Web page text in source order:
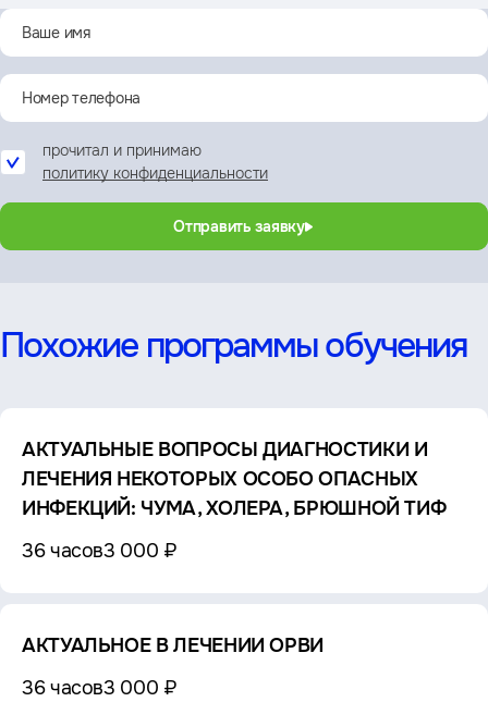
прочитал и принимаю
политику конфиденциальности
Отправить заявку
Похожие программы обучения
АКТУАЛЬНЫЕ ВОПРОСЫ ДИАГНОСТИКИ И
ЛЕЧЕНИЯ НЕКОТОРЫХ ОСОБО ОПАСНЫХ
ИНФЕКЦИЙ: ЧУМА, ХОЛЕРА, БРЮШНОЙ ТИФ
36 часов3 000 ₽
АКТУАЛЬНОЕ В ЛЕЧЕНИИ ОРВИ
36 часов3 000 ₽